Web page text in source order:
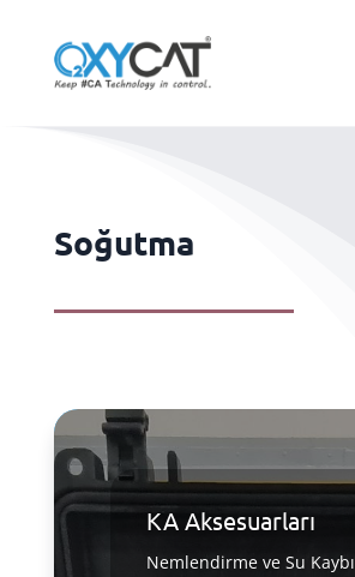
Soğutma
KA Aksesuarları
Nemlendirme ve Su Kaybı